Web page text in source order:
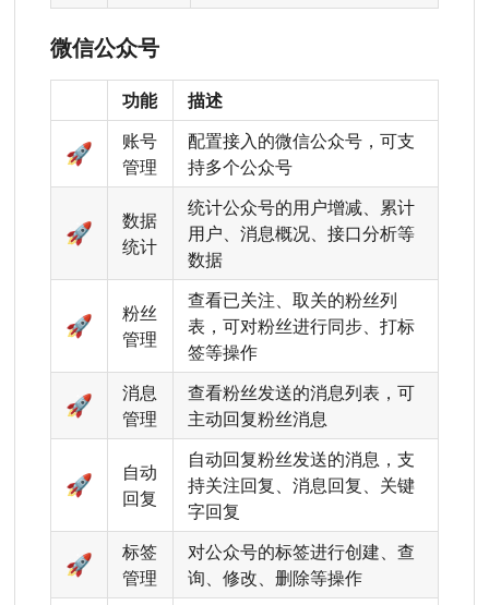
微信公众号
功能 描述
🚀
账号
管理
配置接入的微信公众号，可支
持多个公众号
🚀
数据
统计
统计公众号的用户增减、累计
用户、消息概况、接口分析等
数据
🚀
粉丝
管理
查看已关注、取关的粉丝列
表，可对粉丝进行同步、打标
签等操作
🚀
消息
管理
查看粉丝发送的消息列表，可
主动回复粉丝消息
🚀
自动
回复
自动回复粉丝发送的消息，支
持关注回复、消息回复、关键
字回复
🚀
标签
管理
对公众号的标签进行创建、查
询、修改、删除等操作